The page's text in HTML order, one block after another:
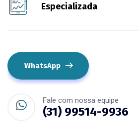
Especializada
WhatsApp
Fale com nossa equipe
(31) 99514-9936